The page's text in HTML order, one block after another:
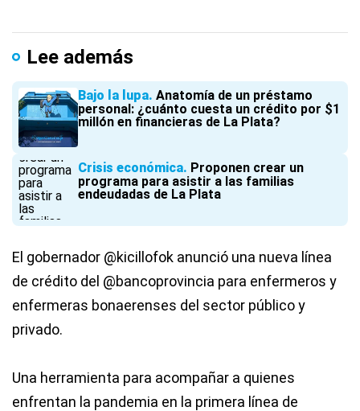
Lee además
Bajo la lupa Anatomía de un préstamo
personal: ¿cuánto cuesta un crédito por $1
millón en financieras de La Plata?
Crisis económica Proponen crear un
programa para asistir a las familias
endeudadas de La Plata
El gobernador @kicillofok anunció una nueva línea
de crédito del @bancoprovincia para enfermeros y
enfermeras bonaerenses del sector público y
privado.
Una herramienta para acompañar a quienes
enfrentan la pandemia en la primera línea de